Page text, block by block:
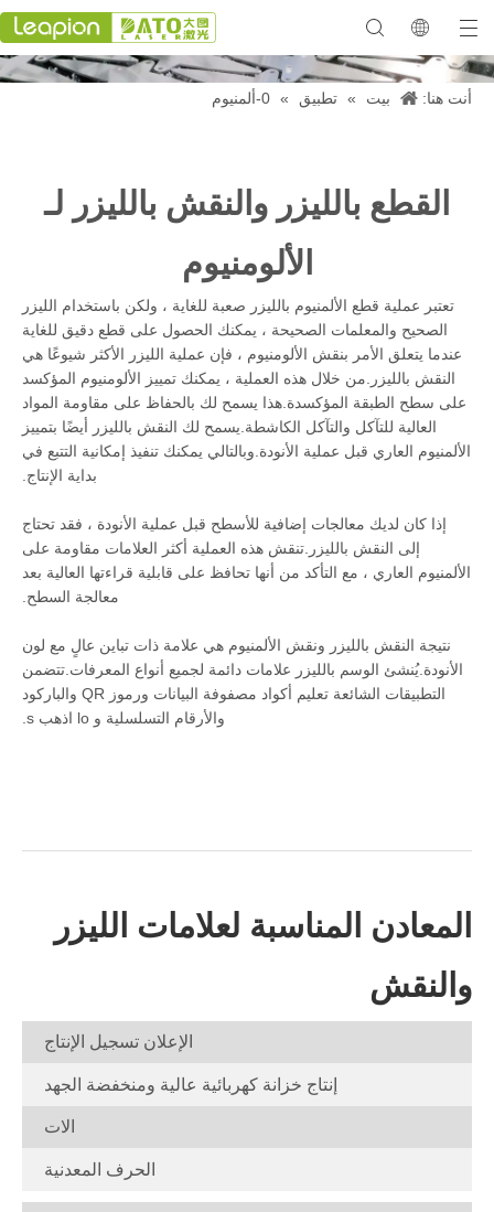
أنت هنا: بيت » تطبيق » 0-ألمنيوم
القطع بالليزر والنقش بالليزر لـ
الألومنيوم
تعتبر عملية قطع الألمنيوم بالليزر صعبة للغاية ، ولكن باستخدام الليزر
الصحيح والمعلمات الصحيحة ، يمكنك الحصول على قطع دقيق للغاية
عندما يتعلق الأمر بنقش الألومنيوم ، فإن عملية الليزر الأكثر شيوعًا هي
النقش بالليزر.من خلال هذه العملية ، يمكنك تمييز الألومنيوم المؤكسد
على سطح الطبقة المؤكسدة.هذا يسمح لك بالحفاظ على مقاومة المواد
العالية للتآكل والتآكل الكاشطة.يسمح لك النقش بالليزر أيضًا بتمييز
الألمنيوم العاري قبل عملية الأنودة.وبالتالي يمكنك تنفيذ إمكانية التتبع في
بداية الإنتاج.
إذا كان لديك معالجات إضافية للأسطح قبل عملية الأنودة ، فقد تحتاج
إلى النقش بالليزر.تنقش هذه العملية أكثر العلامات مقاومة على
الألمنيوم العاري ، مع التأكد من أنها تحافظ على قابلية قراءتها العالية بعد
معالجة السطح.
نتيجة النقش بالليزر ونقش الألمنيوم هي علامة ذات تباين عالٍ مع لون
الأنودة.يُنشئ الوسم بالليزر علامات دائمة لجميع أنواع المعرفات.تتضمن
التطبيقات الشائعة تعليم أكواد مصفوفة البيانات ورموز QR والباركود
والأرقام التسلسلية و lo اذهب s.
المعادن المناسبة لعلامات الليزر
والنقش
الإعلان تسجيل الإنتاج
إنتاج خزانة كهربائية عالية ومنخفضة الجهد
الات
الحرف المعدنية